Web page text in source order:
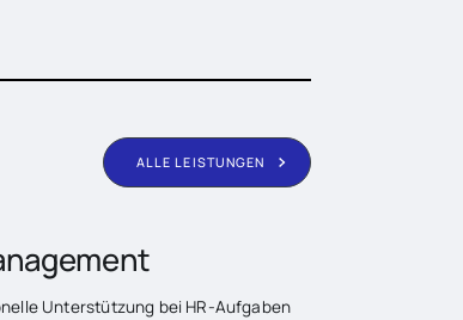
ALLE LEISTUNGEN
Unterstützung bei HR-Aufgaben